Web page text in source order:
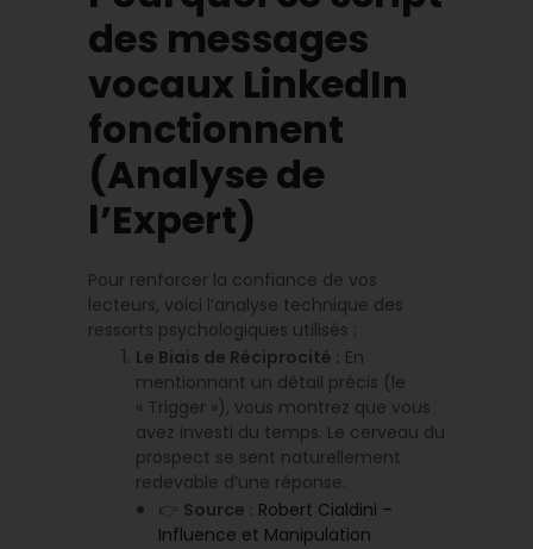
des messages
vocaux LinkedIn
fonctionnent
(Analyse de
l’Expert)
Pour renforcer la confiance de vos
lecteurs, voici l’analyse technique des
ressorts psychologiques utilisés :
Le Biais de Réciprocité : En
mentionnant un détail précis (le
« Trigger »), vous montrez que vous
avez investi du temps. Le cerveau du
prospect se sent naturellement
redevable d’une réponse.
👉 Source : Robert Cialdini –
Influence et Manipulation